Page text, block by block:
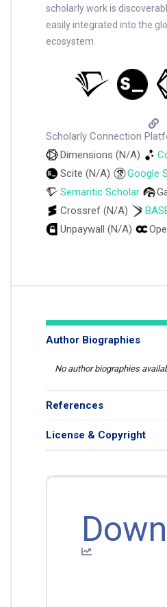
scholarly work is
easily integrated into the
ecosystem.
Scholarly Connection
Dimensions (N/A)
Scite (N/A)
Google
Semantic Scholar
Crossref (N/A)
Unpaywall (N/A)
Author Biographies
No author biographies
References
License & Copyright